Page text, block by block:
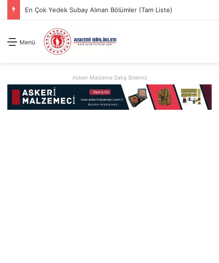
En Çok Yedek Subay Alınan Bölümler (Tam Liste)
Menü
Askeri Malzeme Satış Sitemiz